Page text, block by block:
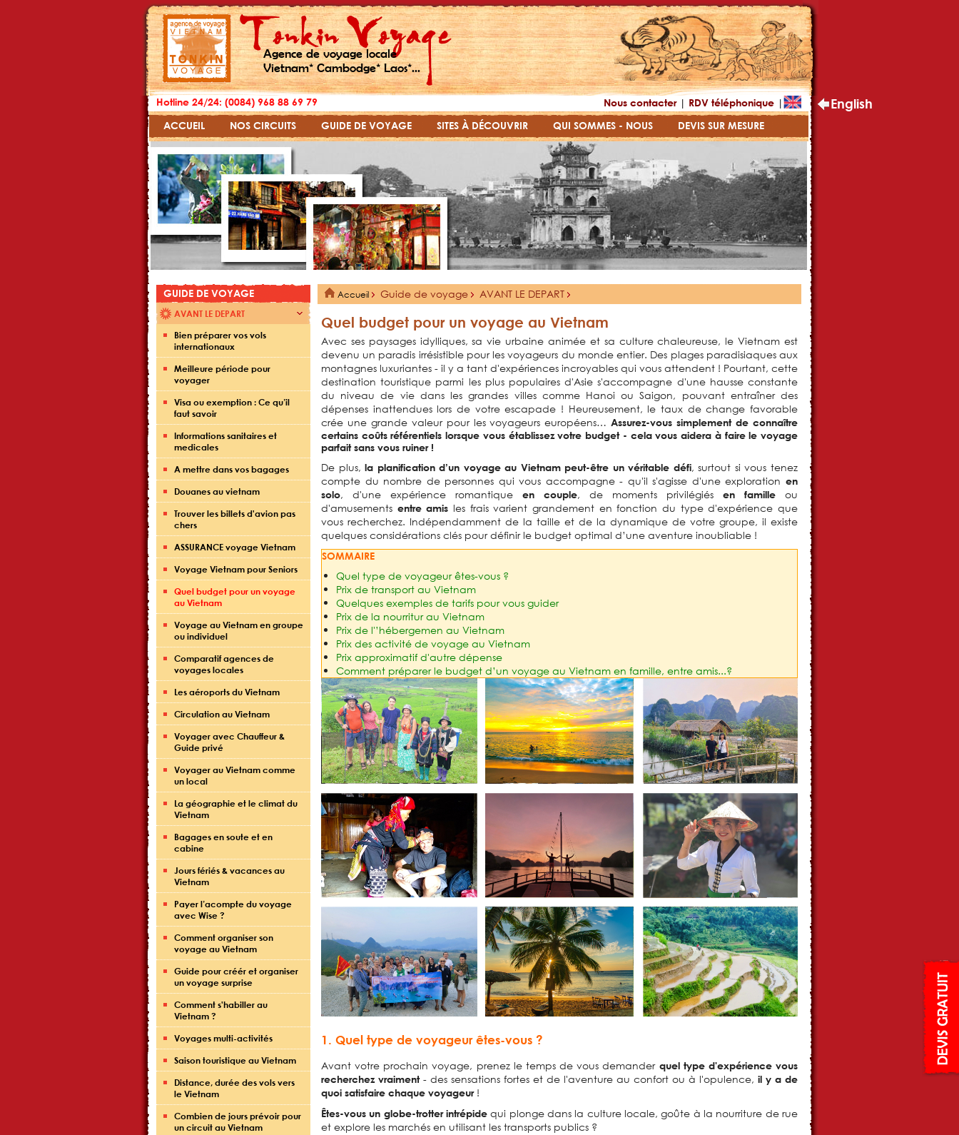
Agence de voyage locale
Vietnam* Cambodge* Laos*...
Nous contacter| RDV téléphonique | English
Hotline 24/24: (0084) 968 88 69 79
ACCUEIL
NOS CIRCUITS GUIDE DE VOYAGE SITES À DÉCOUVRIR QUI SOMMES - NOUS DEVIS SUR MESURE
GUIDE DE VOYAGE
AVANT LE DEPART
Bien préparer vos vols
internationaux
Meilleure période pour
voyager
Visa ou exemption : Ce qu’il
faut savoir
Informations sanitaires et
medicales
A mettre dans vos bagages
Douanes au vietnam
Trouver les billets d'avion pas
chers
ASSURANCE voyage Vietnam
Voyage Vietnam pour Seniors
Quel budget pour un voyage
au Vietnam
Voyage au Vietnam en groupe
ou individuel
Comparatif agences de
voyages locales
Les aéroports du Vietnam
Circulation au Vietnam
Voyager avec Chauffeur &
Guide privé
Voyager au Vietnam comme
un local
La géographie et le climat du
Vietnam
Bagages en soute et en
cabine
Jours fériés & vacances au
Vietnam
Payer l’acompte du voyage
avec Wise ?
Comment organiser son
voyage au Vietnam
Guide pour créér et organiser
un voyage surprise
Comment s'habiller au
Vietnam ?
Voyages multi-activités
Saison touristique au Vietnam
Distance, durée des vols vers
le Vietnam
Combien de jours prévoir pour
un circuit au Vietnam
Accueil Guide de voyage AVANT LE DEPART
Quel budget pour un voyage au Vietnam
Avec ses paysages idylliques, sa vie urbaine animée et sa culture chaleureuse, le Vietnam est
devenu un paradis irrésistible pour les voyageurs du monde entier. Des plages paradisiaques aux
montagnes luxuriantes - il y a tant d'expériences incroyables qui vous attendent ! Pourtant, cette
destination touristique parmi les plus populaires d'Asie s'accompagne d'une hausse constante
du niveau de vie dans les grandes villes comme Hanoi ou Saigon, pouvant entraîner des
dépenses inattendues lors de votre escapade ! Heureusement, le taux de change favorable
crée une grande valeur pour les voyageurs européens…Assurez-vous simplement de connaître
certains coûts référentiels lorsque vous établissez votre budget - cela vous aidera à faire le voyage
parfait sans vous ruiner !
De plus,la planification d’un voyage au Vietnam peut-être un véritable défi, surtout si vous tenez
compte du nombre de personnes qui vous accompagne - qu'il s'agisse d'une exploration en
solo, d'une expérience romantique en couple, de moments privilégiés en famille ou
d'amusements entre amis les frais varient grandement en fonction du type d'expérience que
vous recherchez. Indépendamment de la taille et de la dynamique de votre groupe, il existe
quelques considérations clés pour définir le budget optimal d’une aventure inoubliable !
SOMMAIRE
Quel type de voyageur êtes-vous ?
Prix de transport au Vietnam
Quelques exemples de tarifs pour vous guider
Prix de la nourritur au Vietnam
Prix de l'’hébergemen au Vietnam
Prix des activité de voyage au Vietnam
Prix approximatif d'autre dépense
Comment préparer le budget d’un voyage au Vietnam en famille, entre amis...?
1. Quel type de voyageur êtes-vous ?
Avant votre prochain voyage, prenez le temps de vous demander quel type d'expérience vous
recherchez vraiment- des sensations fortes et de l'aventure au confort ou à l'opulence, il y a de
quoi satisfaire chaque voyageur!
Êtes-vous un globe-trotter intrépide qui plonge dans la culture locale, goûte à la nourriture de rue
et explore les marchés en utilisant les transports publics ?